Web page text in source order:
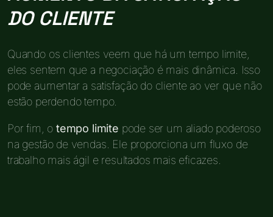
DO CLIENTE
Quando os clientes veem que há um tempo limite,
eles sentem que a negociação é mais dinâmica. Isso
pode aumentar a satisfação do cliente ao ver que não
estão perdendo tempo.
Por fim, otempo limite pode ser um aliado poderoso
na gestão de vendas. Ele proporciona um fluxo de
trabalho mais ágil e resultados mais eficazes.